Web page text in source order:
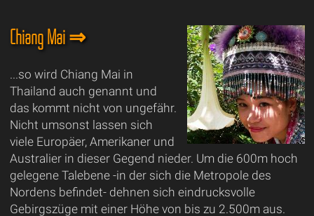
Chiang Mai ⇒
...so wird Chiang Mai in
Thailand auch genannt und
das kommt nicht von ungefähr.
Nicht umsonst lassen sich
viele Europäer, Amerikaner und
Australier in dieser Gegend nieder. Um die 600m hoch
gelegene Talebene -in der sich die Metropole des
Nordens befindet- dehnen sich eindrucksvolle
Gebirgszüge mit einer Höhe von bis zu 2.500m aus.